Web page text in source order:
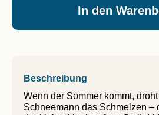
In den
Beschreibung
Wenn der Sommer kommt,
Schneemann das Schmelzen –